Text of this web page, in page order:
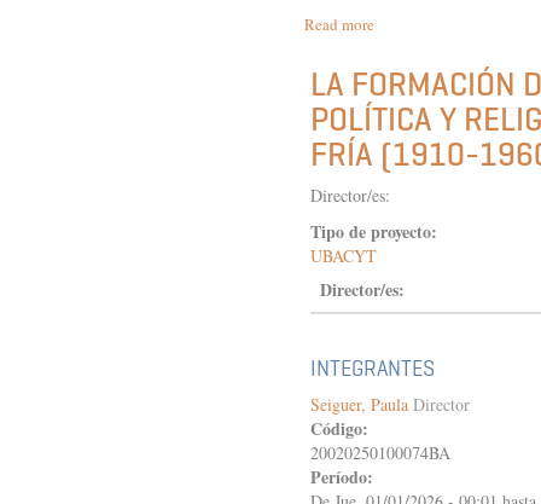
Read more
Y
MEMORIAS
DE
LA
REPRESIÓN
EN
EL
RECIENTE
NUEVOS
ABORDAJES
LA FORMACIÓN
POLÍTICA Y
FRÍA (1910-
Director/es:
Tipo de proyecto:
UBACYT
Director/es:
INTEGRANTES
Seiguer, Paula Director
Código:
20020250100074BA
Período: